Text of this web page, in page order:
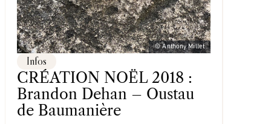
© Anthony Millet
Infos
CRÉATION NOËL 2018 :
Brandon Dehan – Oustau
de Baumanière